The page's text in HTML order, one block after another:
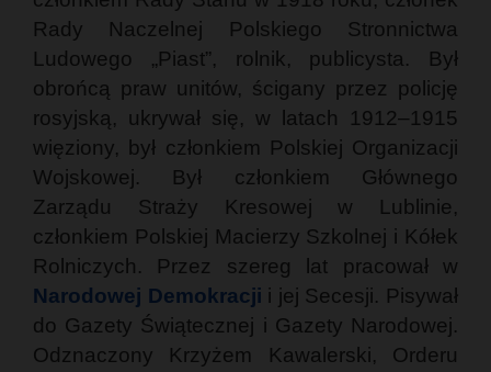
Rady Naczelnej Polskiego Stronnictwa
Ludowego „Piast”, rolnik, publicysta. Był
obrońcą praw unitów, ścigany przez policję
rosyjską, ukrywał się, w latach 1912–1915
więziony, był członkiem Polskiej Organizacji
Wojskowej. Był członkiem Głównego
Zarządu Straży Kresowej w Lublinie,
członkiem Polskiej Macierzy Szkolnej i Kółek
Rolniczych. Przez szereg lat pracował w
Narodowej Demokracji i jej Secesji. Pisywał
do Gazety Świątecznej i Gazety Narodowej.
Odznaczony Krzyżem Kawalerski, Orderu